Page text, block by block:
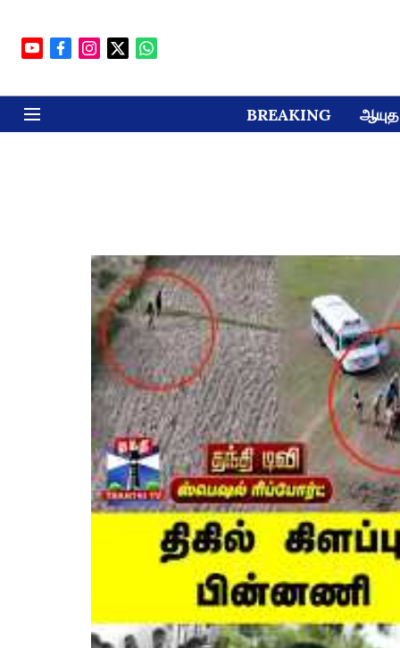
BREAKING ஆயுத